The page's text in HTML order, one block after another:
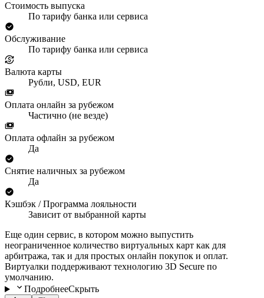
Стоимость выпуска
По тарифу банка или сервиса
Обслуживание
По тарифу банка или сервиса
Валюта карты
Рубли, USD, EUR
Оплата онлайн за рубежом
Частично (не везде)
Оплата офлайн за рубежом
Да
Снятие наличных за рубежом
Да
Кэшбэк / Программа лояльности
Зависит от выбранной карты
Еще один сервис, в котором можно выпустить
неограниченное количество виртуальных карт как для
арбитража, так и для простых онлайн покупок и оплат.
Виртуалки поддерживают технологию 3D Secure по
умолчанию.
ПодробнееСкрыть